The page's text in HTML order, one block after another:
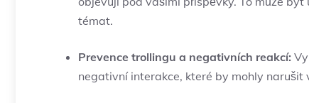
témat.
Prevence trollingu a negativních reakcí:
negativní interakce, které by mohly narušit